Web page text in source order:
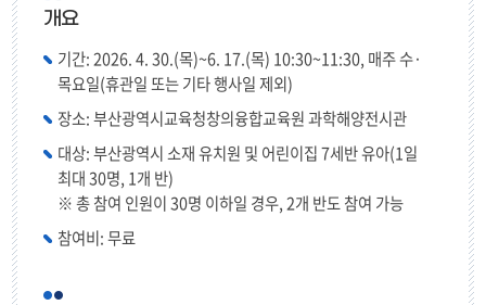
개요
기간: 2026. 4. 30.(목)~6. 17.(목) 10:30~11:30, 매주 수·
목요일(휴관일 또는 기타 행사일 제외)
장소: 부산광역시교육청창의융합교육원 과학해양전시관
대상: 부산광역시 소재 유치원 및 어린이집 7세반 유아(1일
최대 30명, 1개 반)
※ 총 참여 인원이 30명 이하일 경우, 2개 반도 참여 가능
참여비: 무료